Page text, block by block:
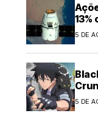
em
5 DE
5 DE